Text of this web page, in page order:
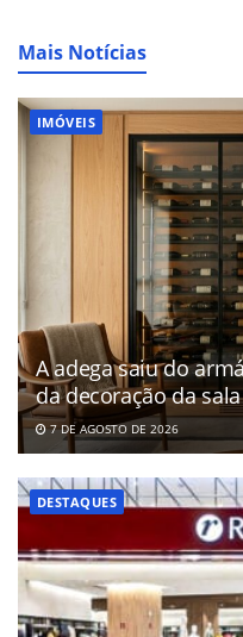
Mais Notícias
IMÓVEIS
A adega saiu do
da decoração da sala
7 DE AGOSTO DE 2026
DESTAQUES